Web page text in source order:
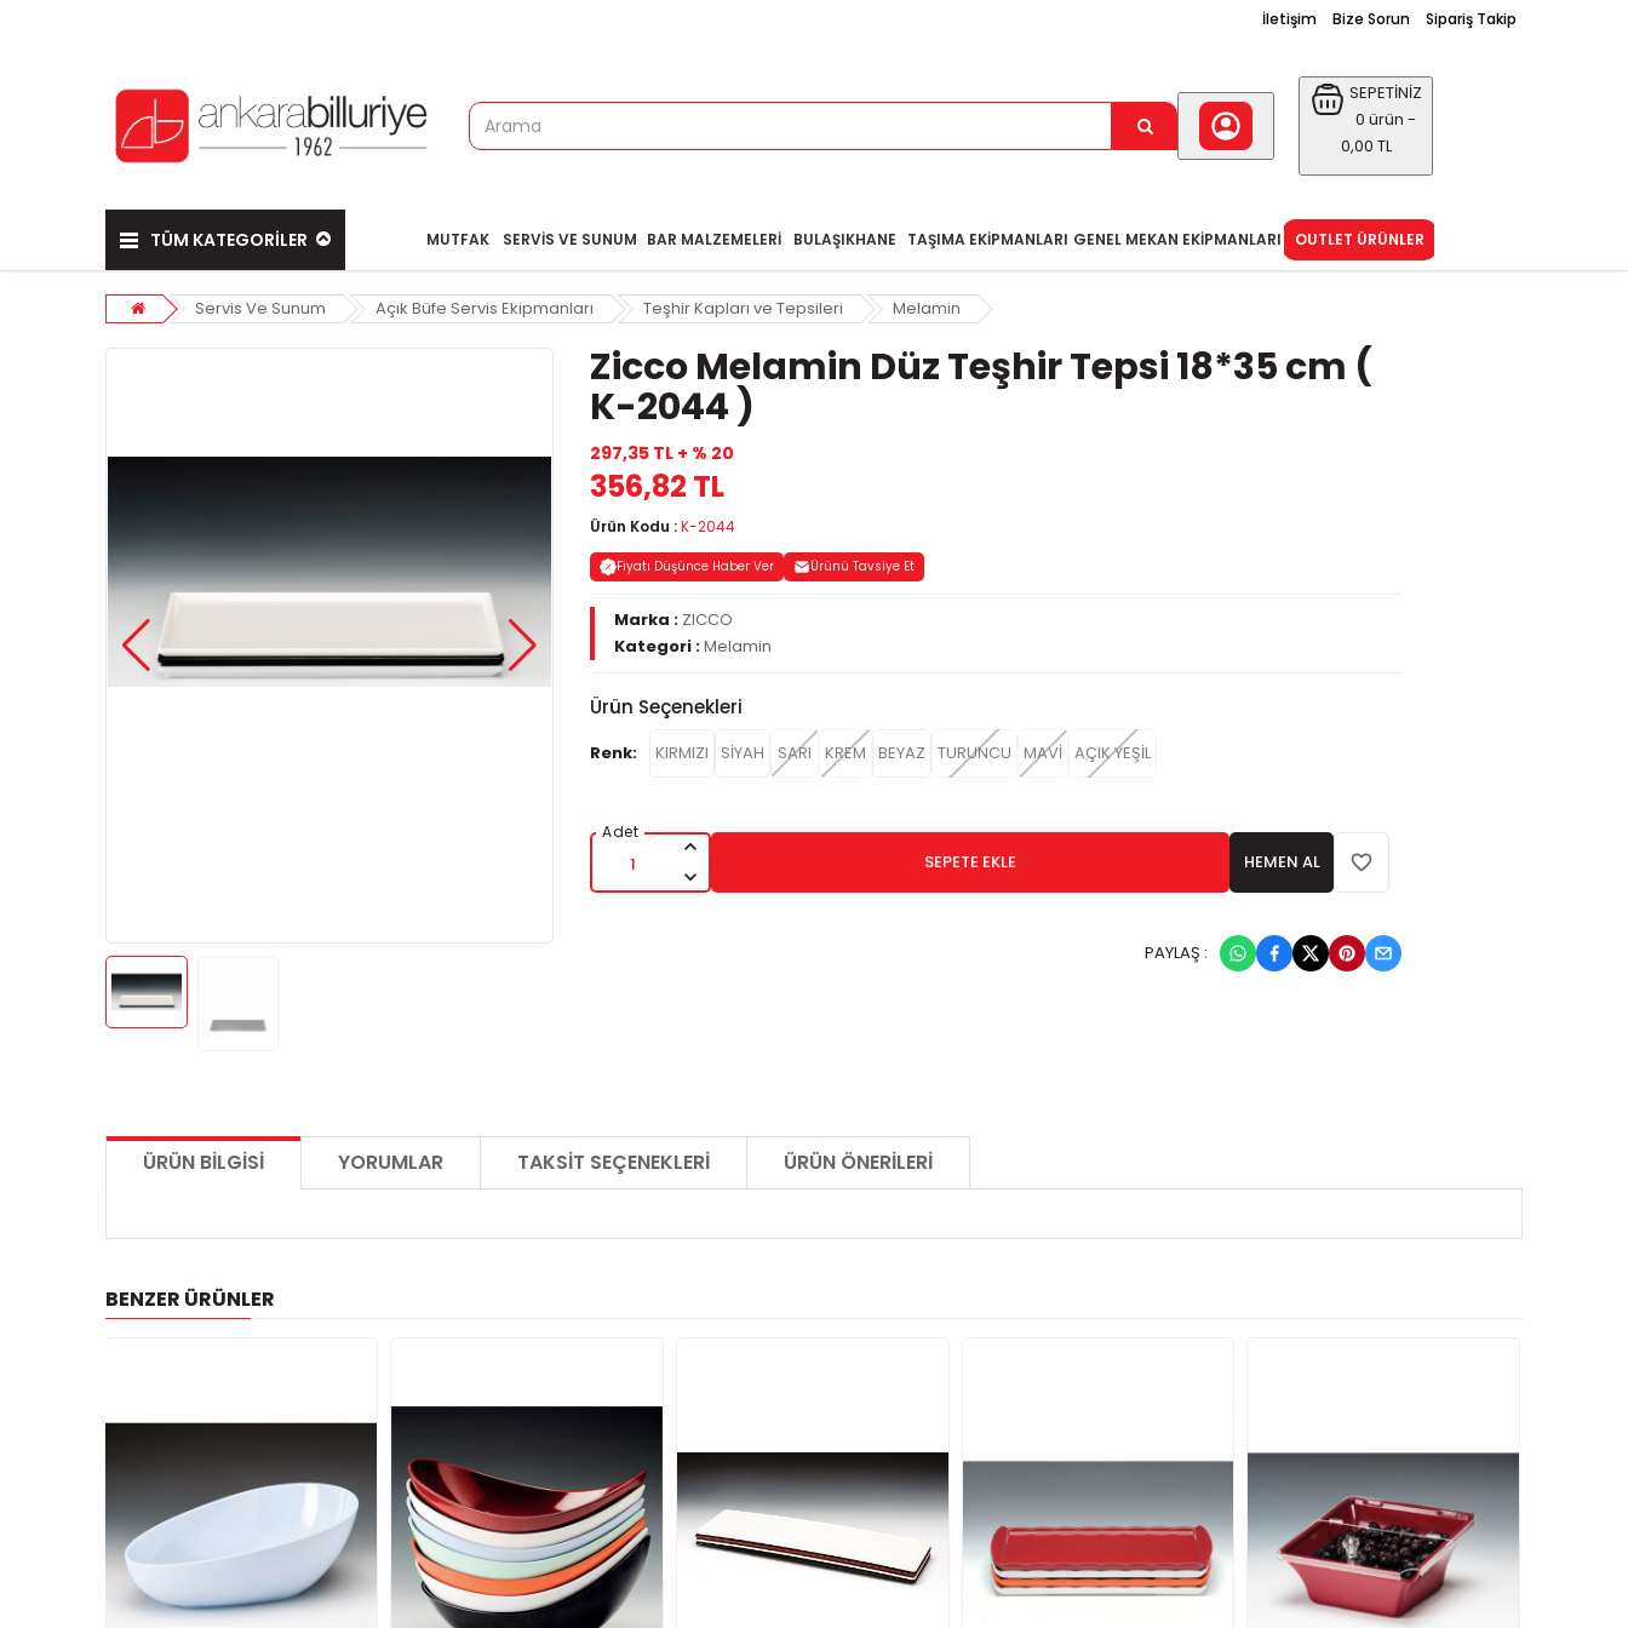
İletişim Bize Sorun Sipariş Takip
SEPETİNİZ
0 ürün -
0,00 TL
TÜM KATEGORİLER MUTFAK SERVIS VE SUNUM BAR MALZEMELERI BULAŞIKHANE TAŞIMA EKIPMANLARI GENEL MEKAN EKIPMANLARI OUTLET ÜRÜNLER
Servis Ve Sunum Açık Büfe Servis Ekipmanları Teşhir Kapları ve Tepsileri Melamin
Zicco Melamin Düz Teşhir Tepsi 18*35 cm (
K-2044 )
297,35 TL + % 20
356,82 TL
Ürün Kodu :K-2044
Fiyatı Düşünce Haber Ver Ürünü Tavsiye Et
Marka : ZICCO
Kategori :Melamin
Ürün Seçenekleri
Renk: KIRMIZI SİYAH SARI KREM BEYAZ TURUNCU MAVİ AÇIK YEŞİL
SEPETE EKLE HEMEN AL
PAYLAŞ :
ÜRÜN BILGISI YORUMLAR TAKSIT SEÇENEKLERI ÜRÜN ÖNERILERI
BENZER ÜRÜNLER